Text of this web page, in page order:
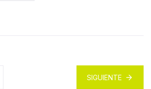
SIGUIENTE